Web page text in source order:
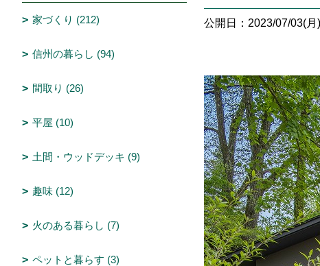
公開日：2023/07/03(月)
家づくり (212)
信州の暮らし (94)
間取り (26)
平屋 (10)
土間・ウッドデッキ (9)
趣味 (12)
火のある暮らし (7)
ペットと暮らす (3)